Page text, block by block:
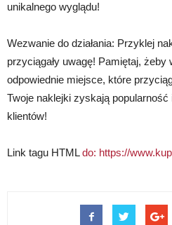
unikalnego wyglądu!
Wezwanie do działania: Przyklej
przyciągały uwagę! Pamiętaj,
odpowiednie miejsce, które
Twoje naklejki zyskają
klientów!
Link tagu HTMLdo: https://